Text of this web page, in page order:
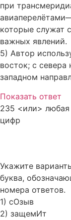
при
которые служат
важных явлений.
5) Автор
восток; с
западном
Показать ответ
235 <или> любая
цифр
Укажите
буква,
номера ответов.
1) сОзыв
2) защемИт